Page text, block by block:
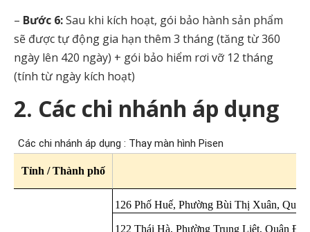
– Bước 6:Sau khi kích hoạt, gói bảo hành sản phẩm
sẽ được tự động gia hạn thêm 3 tháng (tăng từ 360
ngày lên 420 ngày) + gói bảo hiểm rơi vỡ 12 tháng
(tính từ ngày kích hoạt)
2. Các chi nhánh áp dụng